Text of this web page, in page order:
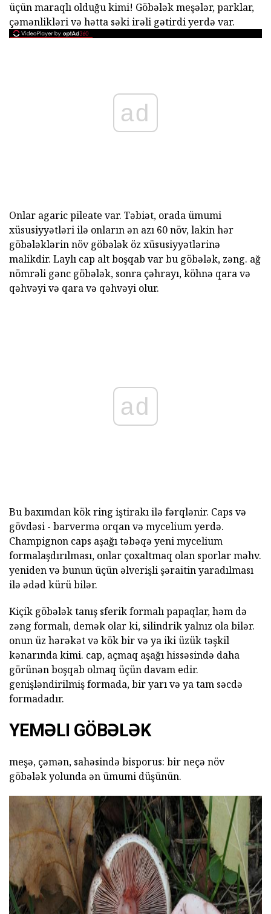
üçün maraqlı olduğu kimi! Göbələk meşələr, parklar,
çəmənlikləri və hətta səki irəli gətirdi yerdə var.
ad
Onlar agaric pileate var. Təbiət, orada ümumi
xüsusiyyətləri ilə onların ən azı 60 növ, lakin hər
göbələklərin növ göbələk öz xüsusiyyətlərinə
malikdir. Laylı cap alt boşqab var bu göbələk, zəng. ağ
nömrəli gənc göbələk, sonra çəhrayı, köhnə qara və
qəhvəyi və qara və qəhvəyi olur.
ad
Bu baxımdan kök ring iştirakı ilə fərqlənir. Caps və
gövdəsi - barvermə orqan və mycelium yerdə.
Champignon caps aşağı təbəqə yeni mycelium
formalaşdırılması, onlar çoxaltmaq olan sporlar məhv.
yeniden və bunun üçün əlverişli şəraitin yaradılması
ilə ədəd kürü bilər.
Kiçik göbələk tanış sferik formalı papaqlar, həm də
zəng formalı, demək olar ki, silindrik yalnız ola bilər.
onun üz hərəkət və kök bir və ya iki üzük təşkil
kənarında kimi. cap, açmaq aşağı hissəsində daha
görünən boşqab olmaq üçün davam edir.
genişləndirilmiş formada, bir yarı və ya tam səcdə
formadadır.
YEMƏLI GÖBƏLƏK
meşə, çəmən, sahəsində bisporus: bir neçə növ
göbələk yolunda ən ümumi düşünün.